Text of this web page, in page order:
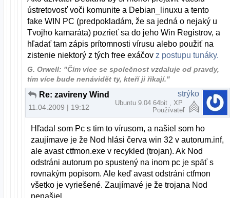
ústretovosť voči komunite a Debian_linuxu a tento
fake WIN PC (predpokladám, že sa jedná o nejaký u
Tvojho kamaráta) pozrieť sa do jeho Win Registrov, a
hľadať tam zápis prítomnosti vírusu alebo použiť na
zistenie niektorý z tých free exáčov z postupu tunáky.
G. Orwell: "Čím více se společnost vzdaluje od pravdy,
tím více bude nenávidět ty, kteří ji říkají."
Re: zavireny Windows
11.04.2009 | 19:12
strýko
Ubuntu 9.04 64bit , XP
Používateľ
Hľadal som Pc s tim to vírusom, a našiel som ho
zaujímave je že Nod hlási červa win 32 v autorum.inf,
ale avast ctfmon.exe v recykled (trojan). Ak Nod
odstráni autorum po spustený na inom pc je späť s
rovnakým popisom. Ale keď avast odstráni ctfmon
všetko je vyriešené. Zaujímavé je že trojana Nod
nenašiel.